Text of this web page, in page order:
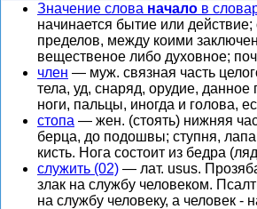
Значение слова начало в
начинается бытие или действие;
пределов, между коими
вещественое либо духовное;
член — муж. связная часть
тела, уд, снаряд, орудие, данное
ноги, пальцы, иногда и голова,
стопа — жен. (стоять) нижняя
берца, до подошвы; ступня,
кисть. Нога состоит из бедра
служить (02) — лат. usus.
злак на службу человеком.
на службу человеку, а человек -